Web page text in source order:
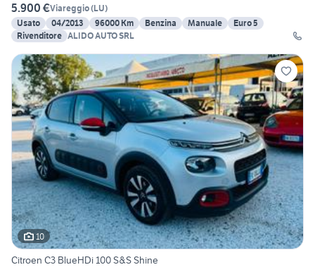
5.900 €Viareggio(LU)
Usato
04/2013 96000 Km Benzina Manuale
Euro 5
Rivenditore ALIDO AUTO SRL
10
Citroen C3 BlueHDi 100 S&S Shine